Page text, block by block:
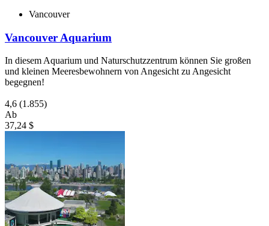
Vancouver
Vancouver Aquarium
In diesem Aquarium und Naturschutzzentrum können Sie großen
und kleinen Meeresbewohnern von Angesicht zu Angesicht
begegnen!
4,6 (1.855)
Ab
37,24 $